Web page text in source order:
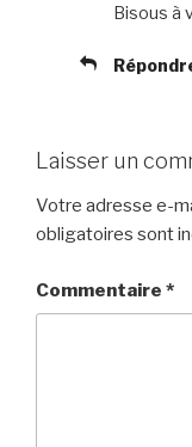
Bisous à
Laisser un
Votre adresse e-
obligatoires sont
Commentaire *